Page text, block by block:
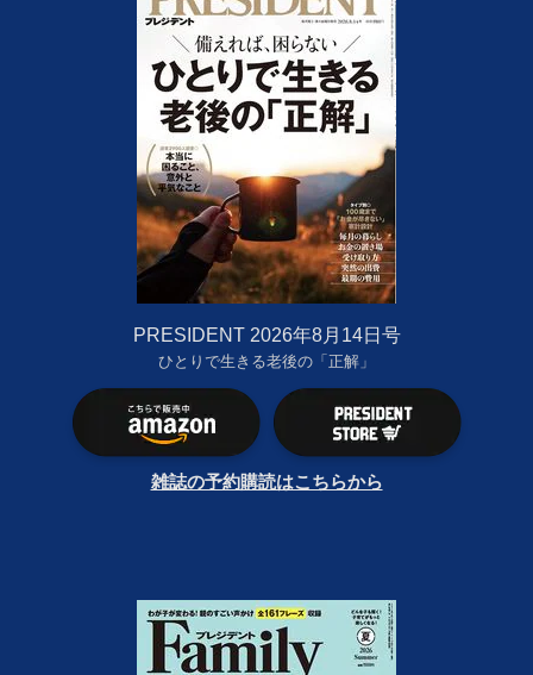
PRESIDENT 2026年8月14日号
ひとりで生きる老後の「正解」
雑誌の予約購読はこちらから